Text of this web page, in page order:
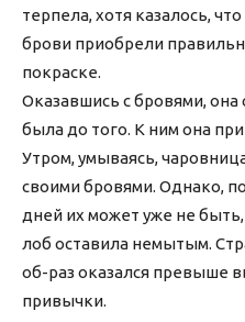
терпела, хотя казалось,
брови приобрели
покраске.
Оказавшись с бровями, она
была до того. К ним она
Утром, умываясь,
своими бровями. Однако,
дней их может уже не
лоб оставила немытым.
об-раз оказался превыше
привычки.